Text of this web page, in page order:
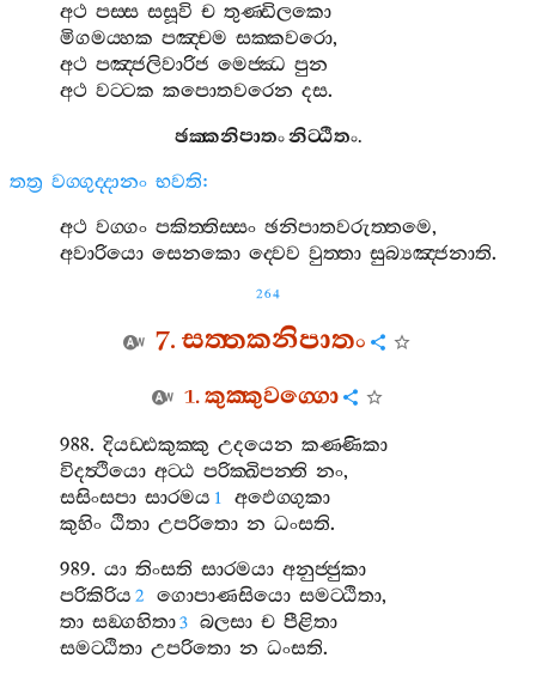
අථ පස‍්ස සසූවි ච තුණ‍්ඩිලකො
මිගමය‍්හක පඤ‍්චම සක‍්කවරො,
අථ පඤ‍්ජලිවාරිජ මෙජ‍්ඣ පුන
අථ වට‍්ටක කපොතවරෙන දස.
ඡක‍්කනිපාතංනිට‍්ඨිතං.
තත්‍ර වග‍්ගුද‍්දානං භවති:
අථ වග‍්ගං පකිත‍්තිස‍්සං ඡනිපාතවරුත‍්තමෙ,
අවාරියො සෙනකො ද‍්වෙව වුත‍්තා සුබ්‍යඤ‍්ජනාති.
264
7.සත‍්තකනිපාතං
1.කුක‍්කුවග‍්ගො
988.දියඩ‍්ඪකුක‍්කු උදයෙන කණ‍්ණිකා
විදත්‍ථියො අට‍්ඨ පරික‍්ඛිපන‍්ති නං,
සසිංසපා සාරමය 1
අඵෙග‍්ගුකා
කුහිං ඨිතා උපරිතො න ධංසති.
989.යා තිංසති සාරමයා අනුජ‍්ජුකා
පරිකිරිය 2 ගොපාණසියො සමට‍්ඨිතා,
තා සඞ‍්ගහිතා3 බලසා ච පීළිතා
සමට‍්ඨිතා උපරිතො න ධංසති.